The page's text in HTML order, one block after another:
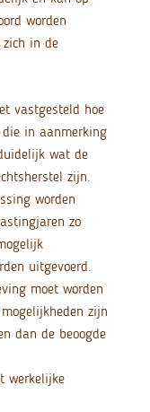
worden
zich in de
vastgesteld hoe
in aanmerking
wat de
zijn.
worden
zo
uitgevoerd.
moet worden
zijn
dan de beoogde
werkelijke